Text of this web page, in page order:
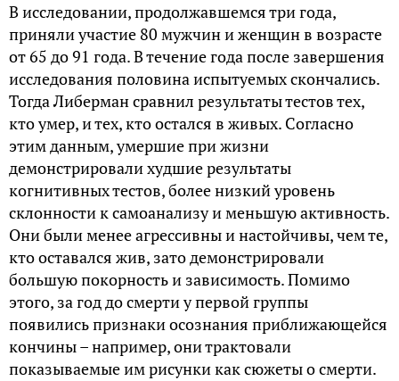
В исследовании, продолжавшемся три года,
приняли участие 80 мужчин и женщин в возрасте
от 65 до 91 года. В течение года после завершения
исследования половина испытуемых скончались.
Тогда Либерман сравнил результаты тестов тех,
кто умер, и тех, кто остался в живых. Согласно
этим данным, умершие при жизни
демонстрировали худшие результаты
когнитивных тестов, более низкий уровень
склонности к самоанализу и меньшую активность.
Они были менее агрессивны и настойчивы, чем те,
кто оставался жив, зато демонстрировали
большую покорность и зависимость. Помимо
этого, за год до смерти у первой группы
появились признаки осознания приближающейся
кончины – например, они трактовали
показываемые им рисунки как сюжеты о смерти.